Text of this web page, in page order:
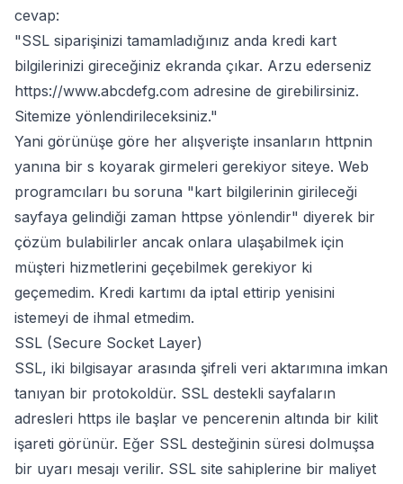
cevap:
"SSL siparişinizi tamamladığınız anda kredi kart
bilgilerinizi gireceğiniz ekranda çıkar. Arzu ederseniz
https://www.abcdefg.com adresine de girebilirsiniz.
Sitemize yönlendirileceksiniz."
Yani görünüşe göre her alışverişte insanların httpnin
yanına bir s koyarak girmeleri gerekiyor siteye. Web
programcıları bu soruna "kart bilgilerinin girileceği
sayfaya gelindiği zaman httpse yönlendir" diyerek bir
çözüm bulabilirler ancak onlara ulaşabilmek için
müşteri hizmetlerini geçebilmek gerekiyor ki
geçemedim. Kredi kartımı da iptal ettirip yenisini
istemeyi de ihmal etmedim.
SSL (Secure Socket Layer)
SSL, iki bilgisayar arasında şifreli veri aktarımına imkan
tanıyan bir protokoldür. SSL destekli sayfaların
adresleri https ile başlar ve pencerenin altında bir kilit
işareti görünür. Eğer SSL desteğinin süresi dolmuşsa
bir uyarı mesajı verilir. SSL site sahiplerine bir maliyet